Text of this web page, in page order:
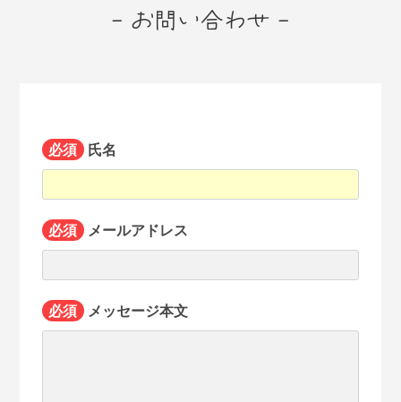
- お問い合わせ -
必須 氏名
必須 メールアドレス
必須 メッセージ本文